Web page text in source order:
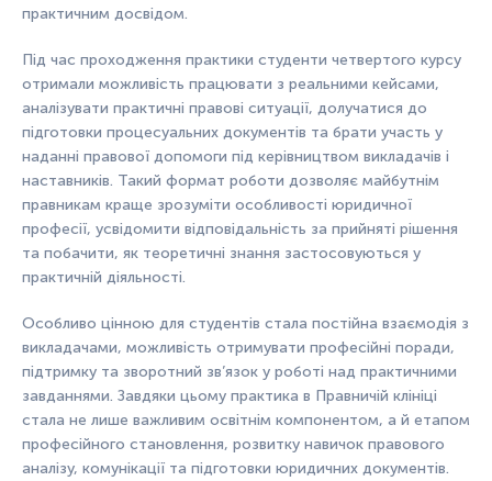
практичним досвідом.
Під час проходження практики студенти четвертого курсу
отримали можливість працювати з реальними кейсами,
аналізувати практичні правові ситуації, долучатися до
підготовки процесуальних документів та брати участь у
наданні правової допомоги під керівництвом викладачів і
наставників. Такий формат роботи дозволяє майбутнім
правникам краще зрозуміти особливості юридичної
професії, усвідомити відповідальність за прийняті рішення
та побачити, як теоретичні знання застосовуються у
практичній діяльності.
Особливо цінною для студентів стала постійна взаємодія з
викладачами, можливість отримувати професійні поради,
підтримку та зворотний зв’язок у роботі над практичними
завданнями. Завдяки цьому практика в Правничій клініці
стала не лише важливим освітнім компонентом, а й етапом
професійного становлення, розвитку навичок правового
аналізу, комунікації та підготовки юридичних документів.